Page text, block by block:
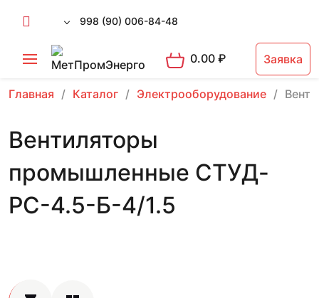
998 (90) 006-84-48
0.00₽ Заявка
Главная Каталог Электрооборудование
Вентиляторы
промышленные СТУД-
РС-4.5-Б-4/1.5